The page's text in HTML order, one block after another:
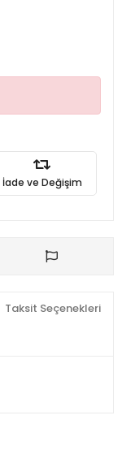
İade ve Değişim
Taksit Seçenekleri